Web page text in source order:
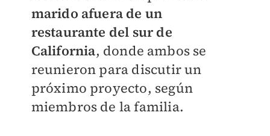
marido afuera de un
restaurante del sur de
California, donde ambos se
reunieron para discutir un
próximo proyecto, según
miembros de la familia.